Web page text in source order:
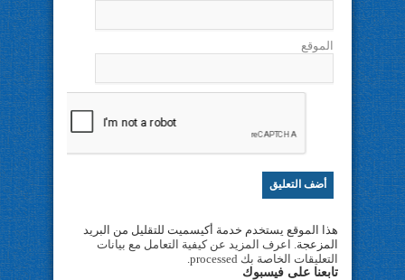
الموقع
هذا الموقع يستخدم خدمة أكيسميت للتقليل من البريد
المزعجة. اعرف المزيد عن كيفية التعامل مع بيانات
التعليقات الخاصة بك processed
تابعنا على فيسبوك